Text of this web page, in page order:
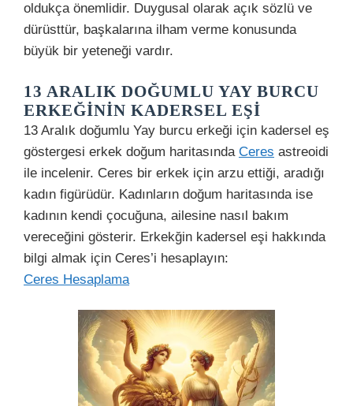
oldukça önemlidir. Duygusal olarak açık sözlü ve
dürüsttür, başkalarına ilham verme konusunda
büyük bir yeteneği vardır.
13 ARALIK DOĞUMLU YAY BURCU
ERKEĞININ KADERSEL EŞI
13 Aralık doğumlu Yay burcu erkeği için kadersel eş
göstergesi erkek doğum haritasında Ceres astreoidi
ile incelenir. Ceres bir erkek için arzu ettiği, aradığı
kadın figürüdür. Kadınların doğum haritasında ise
kadının kendi çocuğuna, ailesine nasıl bakım
vereceğini gösterir. Erkekğin kadersel eşi hakkında
bilgi almak için Ceres’i hesaplayın:
Ceres Hesaplama